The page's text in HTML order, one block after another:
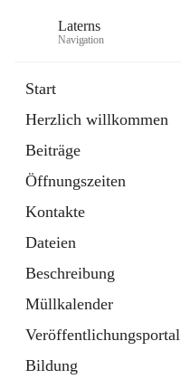
Laterns
Navigation
Start
Herzlich willkommen
Beiträge
Öffnungszeiten
Kontakte
Dateien
Beschreibung
Müllkalender
Veröffentlichungsportal
Bildung
11 Schnellzugriffe
Soziales
1 Schnellzugriff